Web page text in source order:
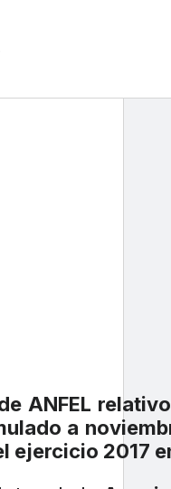
ANFEL
a
ejercicio 2017